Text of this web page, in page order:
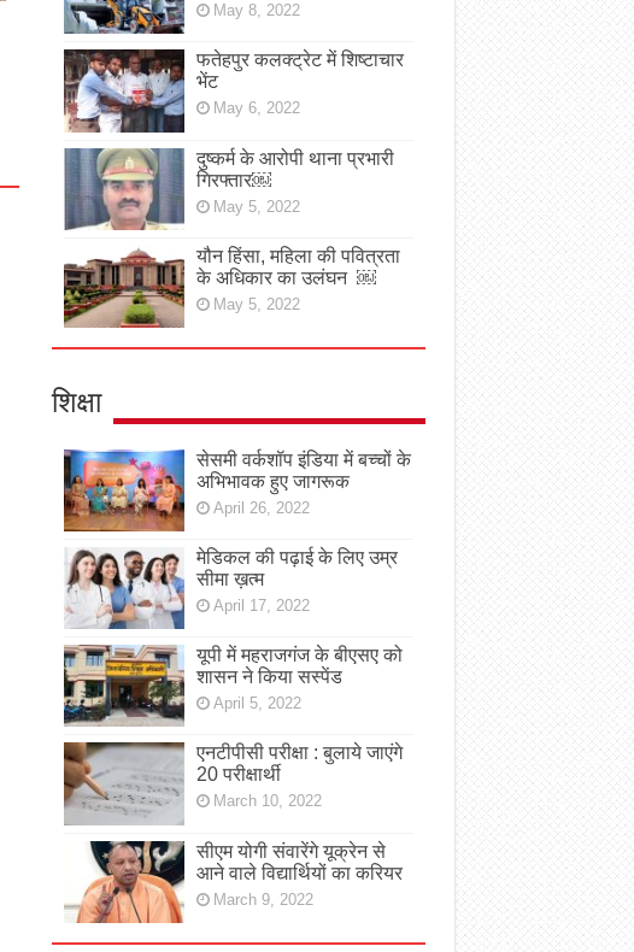
May 8, 2022
फतेहपुर कलक्ट्रेट में शिष्टाचार
भेंट
May 6, 2022
दुष्कर्म के आरोपी थाना प्रभारी
गिरफ्तार￼
May 5, 2022
यौन हिंसा, महिला की पवित्रता
के अधिकार का उलंघन ￼
May 5, 2022
शिक्षा
सेसमी वर्कशॉप इंडिया में बच्चों के
अभिभावक हुए जागरूक
April 26, 2022
मेडिकल की पढ़ाई के लिए उम्र
सीमा ख़त्म
April 17, 2022
यूपी में महराजगंज के बीएसए को
शासन ने किया सस्पेंड
April 5, 2022
एनटीपीसी परीक्षा : बुलाये जाएंगे
20 परीक्षार्थी
March 10, 2022
सीएम योगी संवारेंगे यूक्रेन से
आने वाले विद्यार्थियों का करियर
March 9, 2022